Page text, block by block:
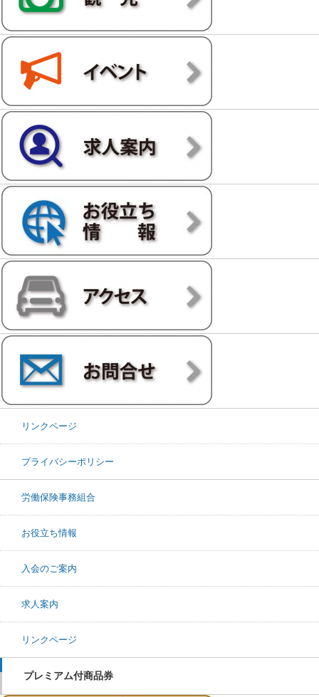
リンクページ
プライバシーポリシー
労働保険事務組合
お役立ち情報
入会のご案内
求人案内
リンクページ
プレミアム付商品券